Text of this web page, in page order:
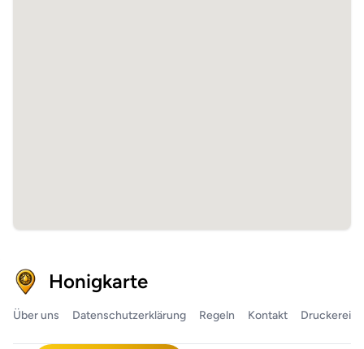
Honigkarte
Über uns Datenschutzerklärung Regeln Kontakt Druckerei